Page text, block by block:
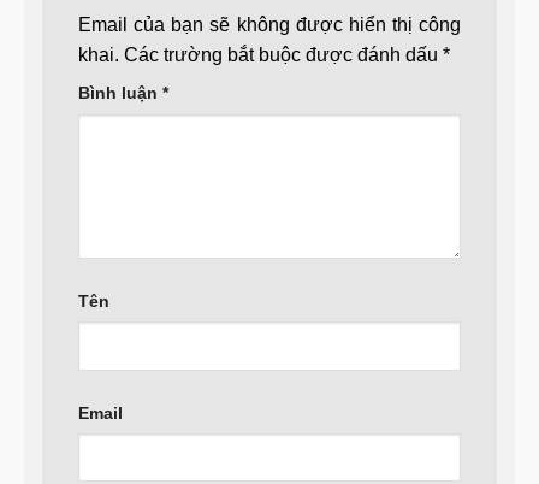
Email của bạn sẽ không được hiển thị công
khai. Các trường bắt buộc được đánh dấu *
Bình luận *
Tên
Email